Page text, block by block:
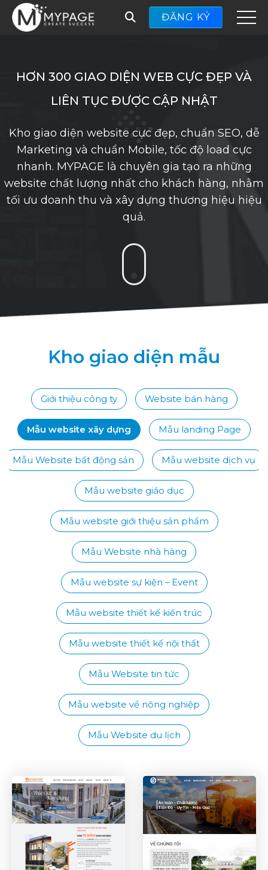
ĐĂNG KÝ
HƠN 300 GIAO DIỆN WEB CỰC ĐẸP VÀ
LIÊN TỤC ĐƯỢC CẬP NHẬT
Kho giao diện website cực đẹp, chuẩn SEO, dễ
Marketing và chuẩn Mobile, tốc độ load cực
nhanh. MYPAGE là chuyên gia tạo ra những
website chất lượng nhất cho khách hàng, nhằm
tối ưu doanh thu và xây dựng thương hiệu hiệu
quả.
Kho giao diện mẫu
Giới thiệu công ty Website bán hàng
Mẫu website xây dựng Mẫu landing Page
Mẫu Website bất động sản Mẫu website dịch vụ
Mẫu website giáo dục
Mẫu website giới thiệu sản phẩm
Mẫu Website nhà hàng
Mẫu website sự kiện – Event
Mẫu website thiết kế kiến trúc
Mẫu website thiết kế nội thất
Mẫu Website tin tức
Mẫu website về nông nghiệp
Mẫu Website du lịch